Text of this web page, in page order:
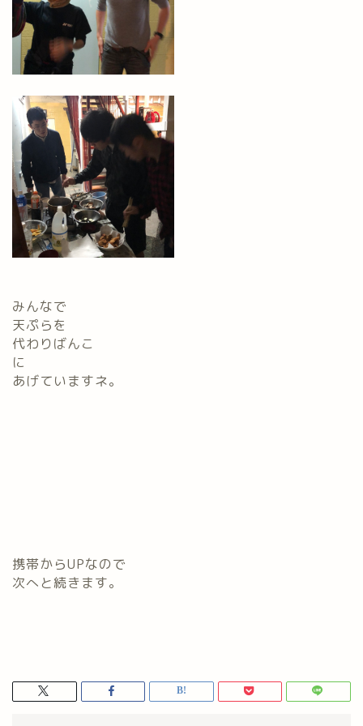
みんなで
天ぷらを
代わりばんこ
に
あげていますネ。
携帯からUPなので
次へと続きます。